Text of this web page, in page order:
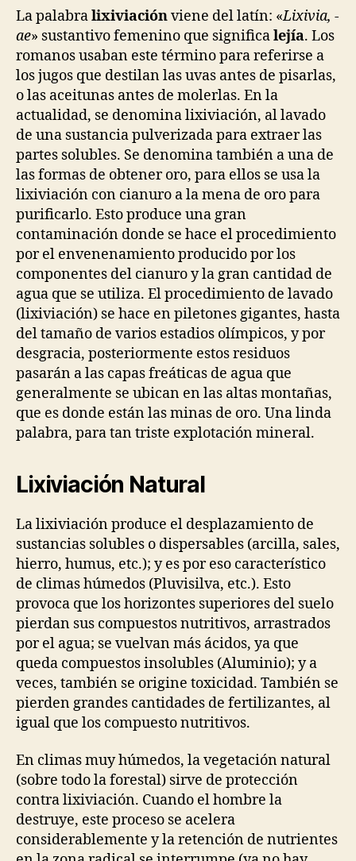
la
Lixiviación,
definición
La palabralixiviaciónviene del latín: «Lixivia, -
ae» sustantivo femenino que significalejía. Los
romanos usaban este término para referirse a
los jugos que destilan las uvas antes de pisarlas,
o las aceitunas antes de molerlas. En la
actualidad, se denomina lixiviación, al lavado
de una sustancia pulverizada para extraer las
partes solubles. Se denomina también a una de
las formas de obtener oro, para ellos se usa la
lixiviación con cianuro a la mena de oro para
purificarlo. Esto produce una gran
contaminación donde se hace el procedimiento
por el envenenamiento producido por los
componentes del cianuro y la gran cantidad de
agua que se utiliza. El procedimiento de lavado
(lixiviación) se hace en piletones gigantes, hasta
del tamaño de varios estadios olímpicos, y por
desgracia, posteriormente estos residuos
pasarán a las capas freáticas de agua que
generalmente se ubican en las altas montañas,
que es donde están las minas de oro. Una linda
palabra, para tan triste explotación mineral.
Lixiviación Natural
La lixiviación produce el desplazamiento de
sustancias solubles o dispersables (arcilla, sales,
hierro, humus, etc.); y es por eso característico
de climas húmedos (Pluvisilva, etc.). Esto
provoca que los horizontes superiores del suelo
pierdan sus compuestos nutritivos, arrastrados
por el agua; se vuelvan más ácidos, ya que
queda compuestos insolubles (Aluminio); y a
veces, también se origine toxicidad. También se
pierden grandes cantidades de fertilizantes, al
igual que los compuesto nutritivos.
En climas muy húmedos, la vegetación natural
(sobre todo la forestal) sirve de protección
contra lixiviación. Cuando el hombre la
destruye, este proceso se acelera
considerablemente y la retención de nutrientes